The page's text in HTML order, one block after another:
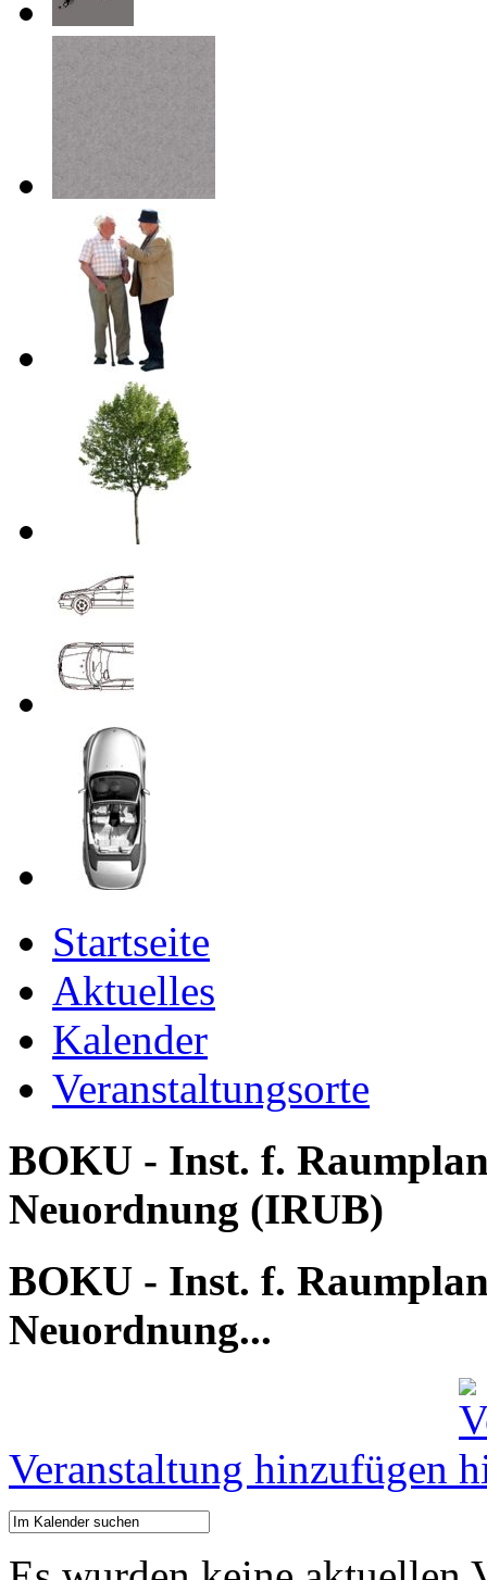
Startseite
Aktuelles
Kalender
Veranstaltungsorte
BOKU - Inst. f.
Neuordnung (IRUB)
BOKU - Inst. f.
Neuordnung...
Veranstaltung hinzufügen